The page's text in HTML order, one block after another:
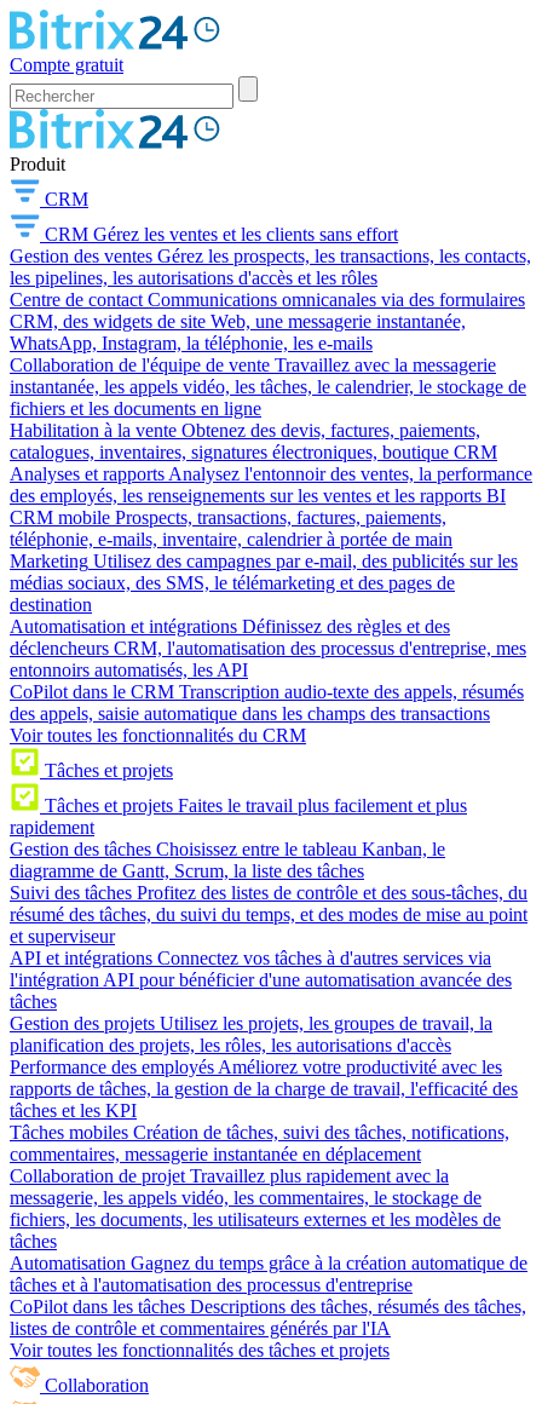
Compte gratuit
Produit
CRM
CRM Gérez les ventes et les clients sans effort
Gestion des ventes Gérez les prospects, les transactions, les contacts,
les pipelines, les autorisations d'accès et les rôles
Centre de contact Communications omnicanales via des formulaires
CRM, des widgets de site Web, une messagerie instantanée,
WhatsApp, Instagram, la téléphonie, les e-mails
Collaboration de l'équipe de vente Travaillez avec la messagerie
instantanée, les appels vidéo, les tâches, le calendrier, le stockage de
fichiers et les documents en ligne
Habilitation à la vente Obtenez des devis, factures, paiements,
catalogues, inventaires, signatures électroniques, boutique CRM
Analyses et rapports Analysez l'entonnoir des ventes, la performance
des employés, les renseignements sur les ventes et les rapports BI
CRM mobile Prospects, transactions, factures, paiements,
téléphonie, e-mails, inventaire, calendrier à portée de main
Marketing Utilisez des campagnes par e-mail, des publicités sur les
médias sociaux, des SMS, le télémarketing et des pages de
destination
Automatisation et intégrations Définissez des règles et des
déclencheurs CRM, l'automatisation des processus d'entreprise, mes
entonnoirs automatisés, les API
CoPilot dans le CRM Transcription audio-texte des appels, résumés
des appels, saisie automatique dans les champs des transactions
Voir toutes les fonctionnalités du CRM
Tâches et projets
Tâches et projets Faites le travail plus facilement et plus
rapidement
Gestion des tâches Choisissez entre le tableau Kanban, le
diagramme de Gantt, Scrum, la liste des tâches
Suivi des tâches Profitez des listes de contrôle et des sous-tâches, du
résumé des tâches, du suivi du temps, et des modes de mise au point
et superviseur
API et intégrations Connectez vos tâches à d'autres services via
l'intégration API pour bénéficier d'une automatisation avancée des
tâches
Gestion des projets Utilisez les projets, les groupes de travail, la
planification des projets, les rôles, les autorisations d'accès
Performance des employés Améliorez votre productivité avec les
rapports de tâches, la gestion de la charge de travail, l'efficacité des
tâches et les KPI
Tâches mobiles Création de tâches, suivi des tâches, notifications,
commentaires, messagerie instantanée en déplacement
Collaboration de projet Travaillez plus rapidement avec la
messagerie, les appels vidéo, les commentaires, le stockage de
fichiers, les documents, les utilisateurs externes et les modèles de
tâches
Automatisation Gagnez du temps grâce à la création automatique de
tâches et à l'automatisation des processus d'entreprise
CoPilot dans les tâches Descriptions des tâches, résumés des tâches,
listes de contrôle et commentaires générés par l'IA
Voir toutes les fonctionnalités des tâches et projets
Collaboration